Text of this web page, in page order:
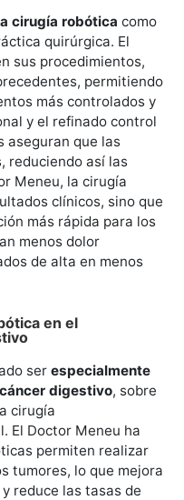
cirugía robótica como
quirúrgica. El
sus procedimientos,
permitiendo
más controlados y
y el refinado control
aseguran que las
reduciendo así las
Meneu, la cirugía
clínicos, sino que
más rápida para los
menos dolor
de alta en menos
en el
serespecialmente
digestivo, sobre
cirugía
El Doctor Meneu ha
permiten realizar
tumores, lo que mejora
reduce las tasas de